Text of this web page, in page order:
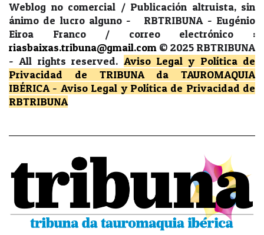
Weblog no comercial / Publicación altruista, sin
ánimo de lucro alguno - RBTRIBUNA - Eugénio
Eiroa Franco / correo electrónico :
riasbaixas.tribuna@gmail.com © 2025 RBTRIBUNA
-All rights reserved. Aviso Legal y Política de
Privacidad
de TRIBUNA da TAUROMAQUIA
IBÉRICA- Aviso Legal y Política de Privacidad de
RBTRIBUNA